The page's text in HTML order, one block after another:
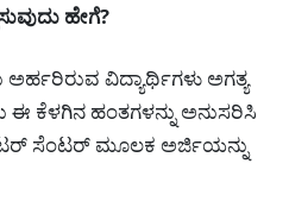
ಹೇಗೆ?
ವಿದ್ಯಾರ್ಥಿಗಳು ಅಗತ್ಯ
ಈ ಕೆಳಗಿನ ಹಂತಗಳನ್ನು ಅನುಸರಿಸಿ
ಸೆಂಟರ್ ಮೂಲಕ ಅರ್ಜಿಯನ್ನು